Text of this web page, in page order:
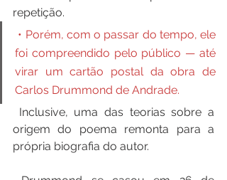
repetição.
foi compreendido pelo público — até
virar um cartão postal da obra de
Carlos Drummond de Andrade.
origem do poema remonta para a
própria biografia do autor.